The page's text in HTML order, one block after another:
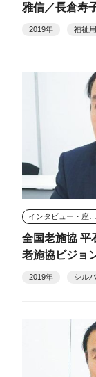
雅信／長倉寿
2019年 福祉
全国老施協 平
老施協ビジョ
2019年 シル